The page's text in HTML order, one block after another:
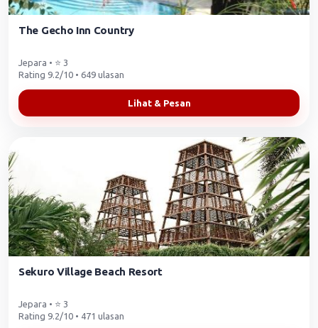
The Gecho Inn Country
Jepara • ⭐ 3
Rating 9.2/10 • 649 ulasan
Lihat & Pesan
Sekuro Village Beach Resort
Jepara • ⭐ 3
Rating 9.2/10 • 471 ulasan